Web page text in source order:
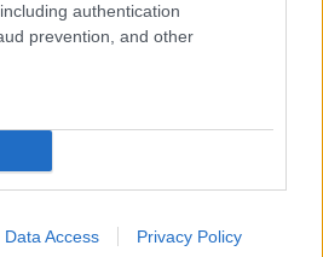
authentication
prevention, and other
Data Access Privacy Policy